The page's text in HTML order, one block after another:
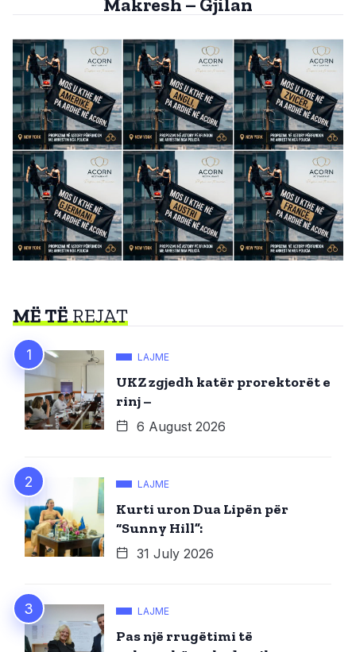
MË TËREJAT
LAJME
UKZ zgjedh katër prorektorët e
rinj –
6 August 2026
LAJME
Kurti uron Dua Lipën për
“Sunny Hill”:
31 July 2026
LAJME
Pas një rrugëtimi të